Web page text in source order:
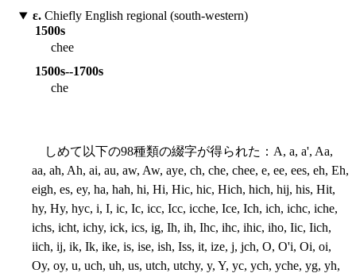
ε.Chiefly English regional (south-western)
1500s
chee
1500s--1700s
che
しめて以下の98種類の綴字が得られた：A, a, a', Aa,
aa, ah, Ah, ai, au, aw, Aw, aye, ch, che, chee, e, ee, ees, eh, Eh,
eigh, es, ey, ha, hah, hi, Hi, Hic, hic, Hich, hich, hij, his, Hit,
hy, Hy, hyc, i, I, ic, Ic, icc, Icc, icche, Ice, Ich, ich, ichc, iche,
ichs, icht, ichy, ick, ics, ig, Ih, ih, Ihc, ihc, ihic, iho, Iic, Iich,
iich, ij, ik, Ik, ike, is, ise, ish, Iss, it, ize, j, jch, O, O'i, Oi, oi,
Oy, oy, u, uch, uh, us, utch, utchy, y, Y, yc, ych, yche, yg, yh,